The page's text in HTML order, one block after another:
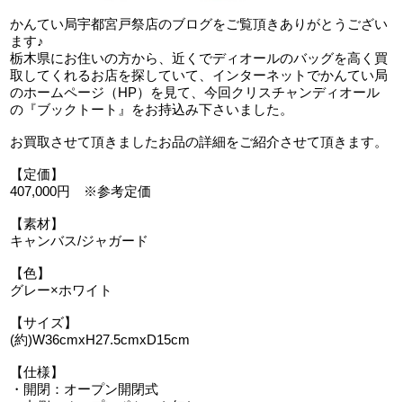
かんてい局宇都宮戸祭店のブログをご覧頂きありがとうござい
ます♪
栃木県にお住いの方から、近くでディオールのバッグを高く買
取してくれるお店を探していて、インターネットでかんてい局
のホームページ（HP）を見て、今回クリスチャンディオール
の『ブックトート』をお持込み下さいました。
お買取させて頂きましたお品の詳細をご紹介させて頂きます。
【定価】
407,000円 ※参考定価
【素材】
キャンバス/ジャガード
【色】
グレー×ホワイト
【サイズ】
(約)W36cmxH27.5cmxD15cm
【仕様 】
・開閉：オープン開閉式